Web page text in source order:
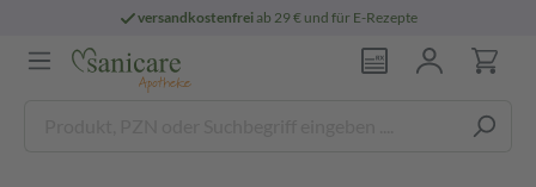
versandkostenfreiab 29 € und für E-Rezepte